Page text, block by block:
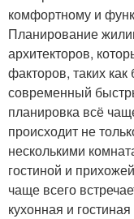
комфортному и
Планирование
архитекторов,
факторов, таких
современный
планировка всё
происходит не
несколькими
гостиной и
чаще всего
кухонная и